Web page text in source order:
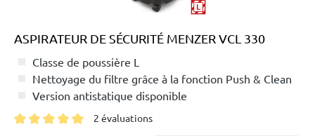
ASPIRATEUR DE SÉCURITÉ MENZER VCL 330
Classe de poussière L
Nettoyage du filtre grâce à la fonction Push & Clean
Version antistatique disponible
2 évaluations